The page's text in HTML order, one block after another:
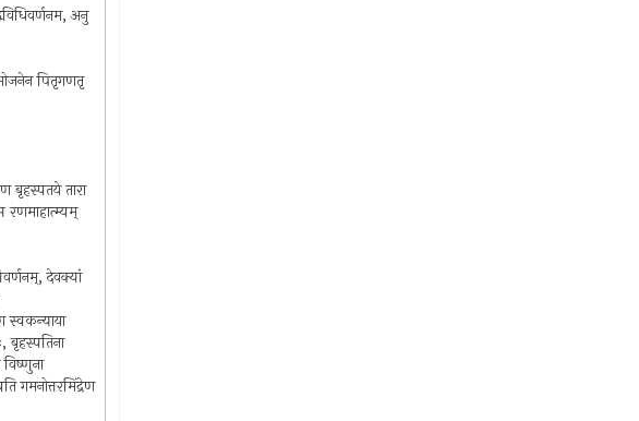
अनु
पितृगणतृ
बृहस्पतये तारा
रणमाहात्म्यम्
देवक्यां
स्वकन्याया
बृहस्पतिना
गमनोत्तरमिंद्रेण